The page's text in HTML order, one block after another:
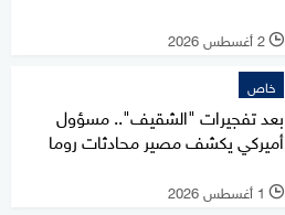
l 2 أغسطس 2026
خاص
بعد تفجيرات "الشقيف".. مسؤول
أميركي يكشف مصير محادثات روما
l 1 أغسطس 2026